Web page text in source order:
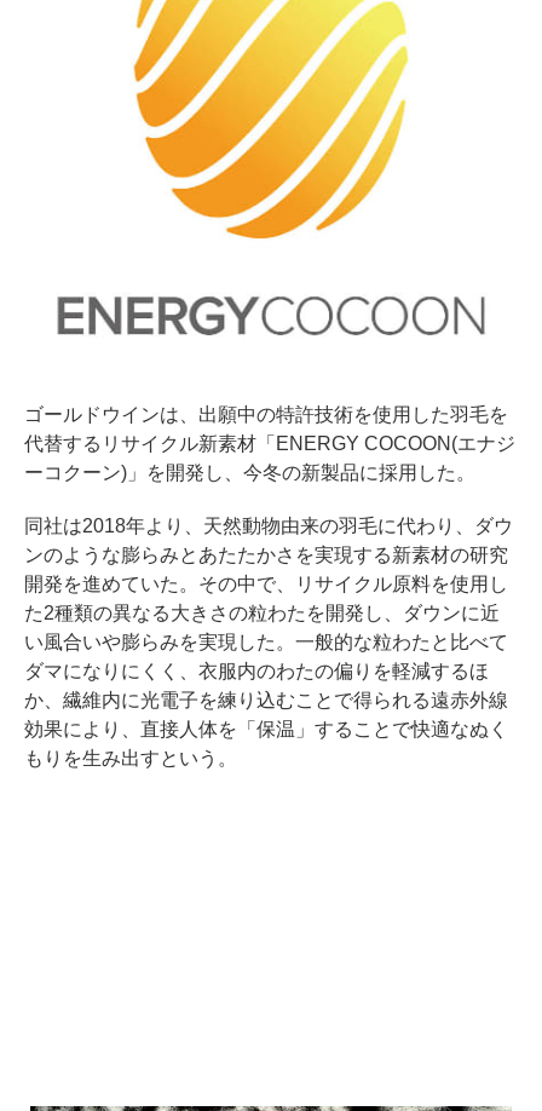
ゴールドウインは、出願中の特許技術を使用した羽毛を
代替するリサイクル新素材「ENERGY COCOON(エナジ
ーコクーン)」を開発し、今冬の新製品に採用した。
同社は2018年より、天然動物由来の羽毛に代わり、ダウ
ンのような膨らみとあたたかさを実現する新素材の研究
開発を進めていた。その中で、リサイクル原料を使用し
た2種類の異なる大きさの粒わたを開発し、ダウンに近
い風合いや膨らみを実現した。一般的な粒わたと比べて
ダマになりにくく、衣服内のわたの偏りを軽減するほ
か、繊維内に光電子を練り込むことで得られる遠赤外線
効果により、直接人体を「保温」することで快適なぬく
もりを生み出すという。